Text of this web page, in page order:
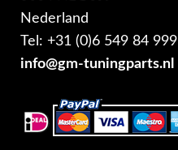
Nederland
Tel: +31 (0)6 549 84 999
info@gm-tuningparts.nl